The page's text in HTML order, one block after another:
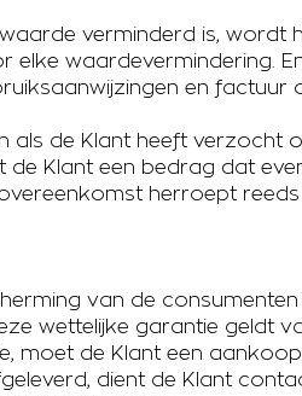
verminderd is, wordt
waardevermindering.
en factuur
als de Klant heeft verzocht
de Klant een bedrag dat
herroept reeds
van de
wettelijke garantie geldt
moet de Klant een
dient de Klant